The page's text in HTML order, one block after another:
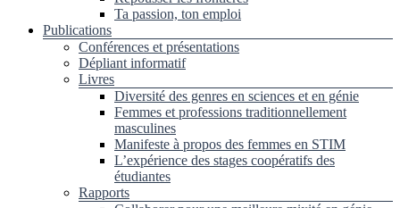
Ta passion, ton emploi
Publications
Conférences et présentations
Dépliant informatif
Livres
Diversité des genres en sciences et en génie
Femmes et professions traditionnellement
masculines
Manifeste à propos des femmes en STIM
L’expérience des stages coopératifs des
étudiantes
Rapports